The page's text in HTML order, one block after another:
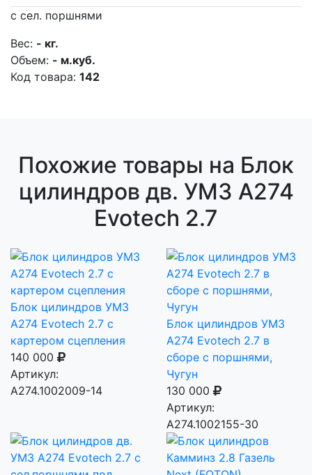
с сел. поршнями
Вес: - кг.
Объем: - м.куб.
Код товара: 142
Похожие товары на Блок
цилиндров дв. УМЗ А274
Evotech 2.7
Блок цилиндров УМЗ
А274 Evotech 2.7 с
картером сцепления
140 000
Артикул:
А274.1002009-14
Блок цилиндров УМЗ
А274 Evotech 2.7 в
сборе c поршнями,
Чугун
130 000
Артикул:
А274.1002155-30